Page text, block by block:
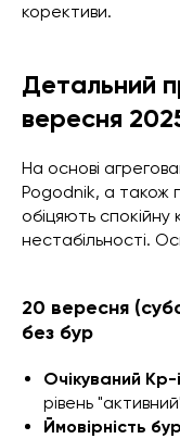
корективи.
Детальний
вересня
На основі
Pogodnik, а також
обіцяють
нестабільності.
20 вересня
без бур
Очікуваний Kp-
рівень
Ймовірність бур